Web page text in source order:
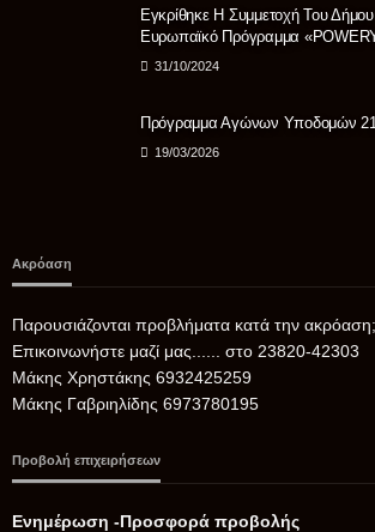
Εγκρίθηκε Η Συμμετοχή Του
Ευρωπαϊκό Πρόγραμμα
31/10/2024
Πρόγραμμα Αγώνων Υποδομών
19/03/2026
Ακρόαση
Παρουσιάζονται προβλήματα κατά την ακρόαση;
Επικοινωνήστε μαζί μας...... στο 23820-42303
Μάκης Χρηστάκης 6932425259
Μάκης Γαβριηλίδης 6973780195
Προβολή επιχειρήσεων
Ενημέρωση -Προσφορά προβολής